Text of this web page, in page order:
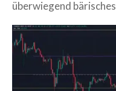
überwiegend